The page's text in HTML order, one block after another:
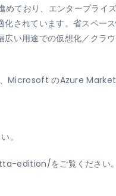
ており、エンタープライ
されています。省スペー
い用途での仮想化／クラ
Microsoft のAzure
。
edition/をご覧ください。